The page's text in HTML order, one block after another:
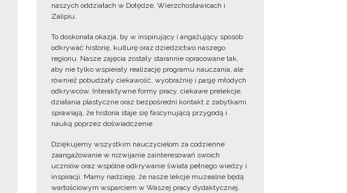
naszych oddziałach w Dołędze, Wierzchosławicach i
Zalipiu.
To doskonała okazja, by w inspirujący i angażujący sposób
odkrywać historię, kulturę oraz dziedzictwo naszego
regionu. Nasze zajęcia zostały starannie opracowane tak,
aby nie tylko wspierały realizację programu nauczania, ale
również pobudzały ciekawość, wyobraźnię i pasję młodych
odkrywców. Interaktywne formy pracy, ciekawe prelekcje,
działania plastyczne oraz bezpośredni kontakt z zabytkami
sprawiają, że historia staje się fascynującą przygodą i
nauką poprzez doświadczenie.
Dziękujemy wszystkim nauczycielom za codzienne
zaangażowanie w rozwijanie zainteresowań swoich
uczniów oraz wspólne odkrywanie świata pełnego wiedzy i
inspiracji. Mamy nadzieję, że nasze lekcje muzealne będą
wartościowym wsparciem w Waszej pracy dydaktycznej.